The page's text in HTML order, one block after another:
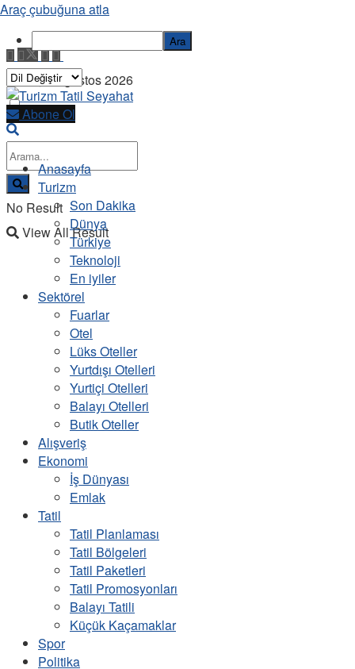
Pazar, 9 Ağustos 2026
No Result
View All Result
Abone Ol
Anasayfa
Turizm
Son Dakika
Dünya
Türkiye
Teknoloji
En iyiler
Sektörel
Fuarlar
Otel
Lüks Oteller
Yurtdışı Otelleri
Yurtiçi Otelleri
Balayı Otelleri
Butik Oteller
Alışveriş
Ekonomi
İş Dünyası
Emlak
Tatil
Tatil Planlaması
Tatil Bölgeleri
Tatil Paketleri
Tatil Promosyonları
Balayı Tatili
Küçük Kaçamaklar
Spor
Politika
Araç çubuğuna atla
Ara